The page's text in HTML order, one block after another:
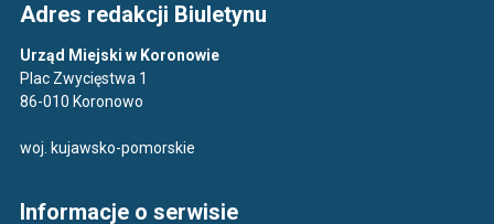
Adres redakcji Biuletynu
Urząd Miejski w Koronowie
Plac Zwycięstwa 1
86-010 Koronowo
woj. kujawsko-pomorskie
Informacje o serwisie